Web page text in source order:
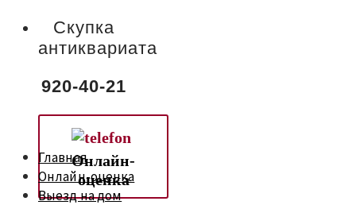
Скупка
антиквариата
920-40-21
Онлайн-
оценка
Главная
Онлайн-оценка
Выезд на дом